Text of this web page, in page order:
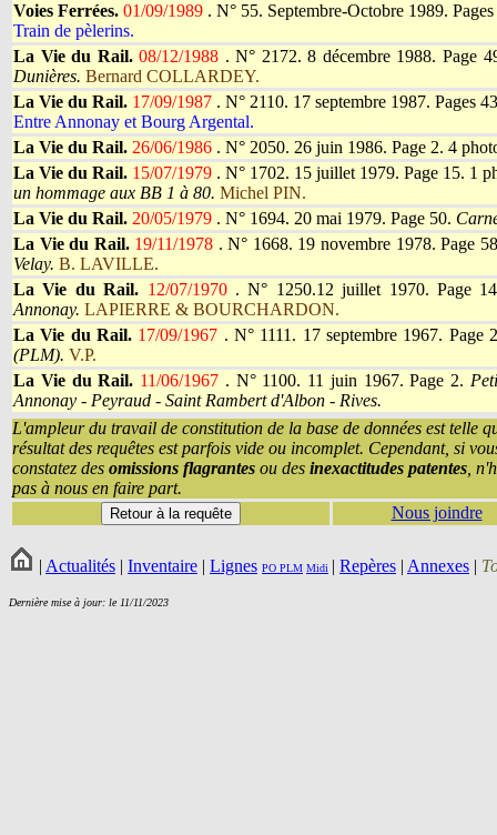
Voies Ferrées. 01/09/1989 . N° 55. Septembre-Octobre 1989.
Train de pèlerins.
La Vie du Rail.08/12/1988 . N° 2172. 8 décembre 1988. Page
Dunières. Bernard COLLARDEY.
La Vie du Rail. 17/09/1987 . N° 2110. 17 septembre 1987. Pages
Entre Annonay et Bourg Argental.
La Vie du Rail. 26/06/1986 . N° 2050. 26 juin 1986. Page 2. 4
La Vie du Rail. 15/07/1979 . N° 1702. 15 juillet 1979. Page 15. 1
un hommage aux BB 1 à 80. Michel PIN.
La Vie du Rail. 20/05/1979 . N° 1694. 20 mai 1979. Page 50.
La Vie du Rail. 19/11/1978 . N° 1668. 19 novembre 1978. Page
Velay. B. LAVILLE.
La Vie du Rail. 12/07/1970 . N° 1250.12 juillet 1970. Page
Annonay. LAPIERRE & BOURCHARDON.
La Vie du Rail. 17/09/1967 . N° 1111. 17 septembre 1967. Page
(PLM). V.P.
La Vie du Rail. 11/06/1967 . N° 1100. 11 juin 1967. Page 2.
Annonay - Peyraud - Saint Rambert d'Albon - Rives.
L'ampleur du travail de constitution de la base de données est telle
résultat des requêtes est parfois vide ou incomplet. Cependant, si
constatez des omissions flagrantes ou des inexactitudes patentes ,
pas à nous en faire part.
Nous joindre
| Actualités | Inventaire | Lignes PO PLM Midi | Repères | Annexes |
Dernière mise à jour: le 11/11/2023